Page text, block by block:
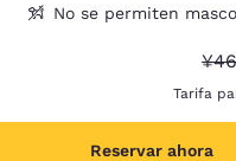
No se permiten
Tarifa
Reservar ahora